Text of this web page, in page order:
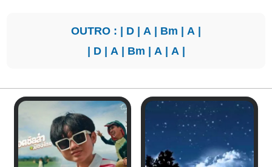
OUTRO : | D | A | Bm | A |
| D| A | Bm | A | A |